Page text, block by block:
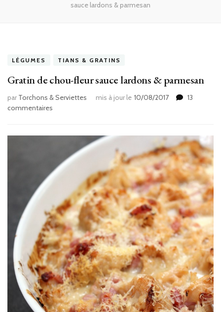
sauce lardons & parmesan
LÉGUMES TIANS & GRATINS
Gratin de chou-fleur sauce lardons & parmesan
par Torchons & Serviettes mis à jour le 10/08/2017
13
commentaires
chou-
sauce
lardons
&
parmesan